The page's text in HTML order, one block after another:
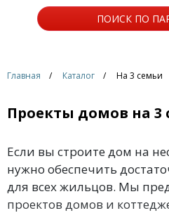
ПОИСК ПО
Главная Каталог На 3 семьи
Проекты домов на 3
Если вы строите дом на
нужно обеспечить
для всех жильцов. Мы
проектов домов и